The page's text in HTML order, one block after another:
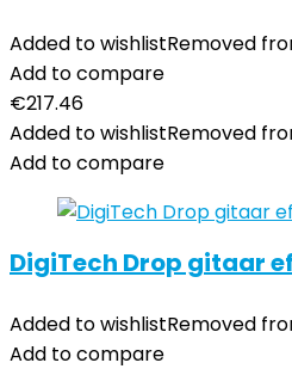
Added to wishlistRemoved
Add to compare
€217.46
Added to wishlistRemoved
Add to compare
DigiTech Drop gitaar
Added to wishlistRemoved
Add to compare